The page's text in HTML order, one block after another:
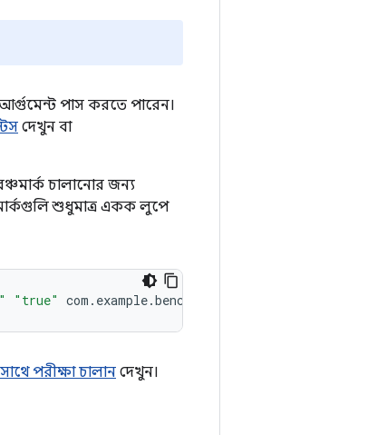
পাস করতে পারেন।
দেখুন বা
চালানোর জন্য
শুধুমাত্র একক লুপে
"true" com.example.benchmark/
পরীক্ষা চালান দেখুন।